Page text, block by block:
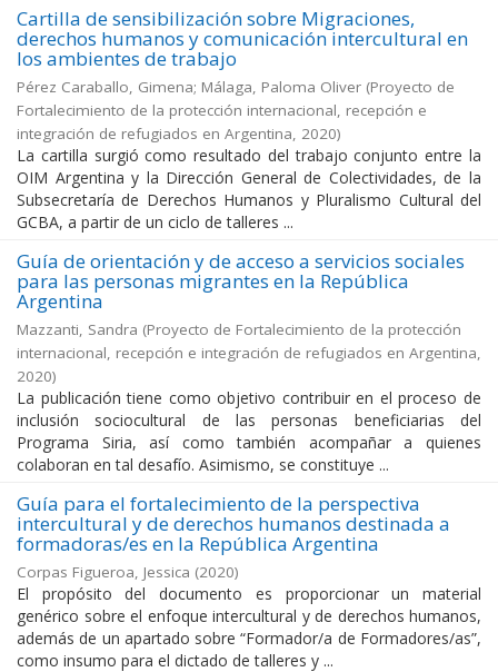
Cartilla de sensibilización sobre Migraciones,
derechos humanos y comunicación intercultural en
los ambientes de trabajo
Pérez Caraballo, Gimena; Málaga, Paloma Oliver (Proyecto de
Fortalecimiento de la protección internacional, recepción e
integración de refugiados en Argentina, 2020)
La cartilla surgió como resultado del trabajo conjunto entre la
OIM Argentina y la Dirección General de Colectividades, de la
Subsecretaría de Derechos Humanos y Pluralismo Cultural del
GCBA, a partir de un ciclo de talleres ...
Guía de orientación y de acceso a servicios sociales
para las personas migrantes en la República
Argentina
Mazzanti, Sandra (Proyecto de Fortalecimiento de la protección
internacional, recepción e integración de refugiados en Argentina,
2020)
La publicación tiene como objetivo contribuir en el proceso de
inclusión sociocultural de las personas beneficiarias del
Programa Siria, así como también acompañar a quienes
colaboran en tal desafío. Asimismo, se constituye ...
Guía para el fortalecimiento de la perspectiva
intercultural y de derechos humanos destinada a
formadoras/es en la República Argentina
Corpas Figueroa, Jessica (2020)
El propósito del documento es proporcionar un material
genérico sobre el enfoque intercultural y de derechos humanos,
además de un apartado sobre “Formador/a de Formadores/as”,
como insumo para el dictado de talleres y ...